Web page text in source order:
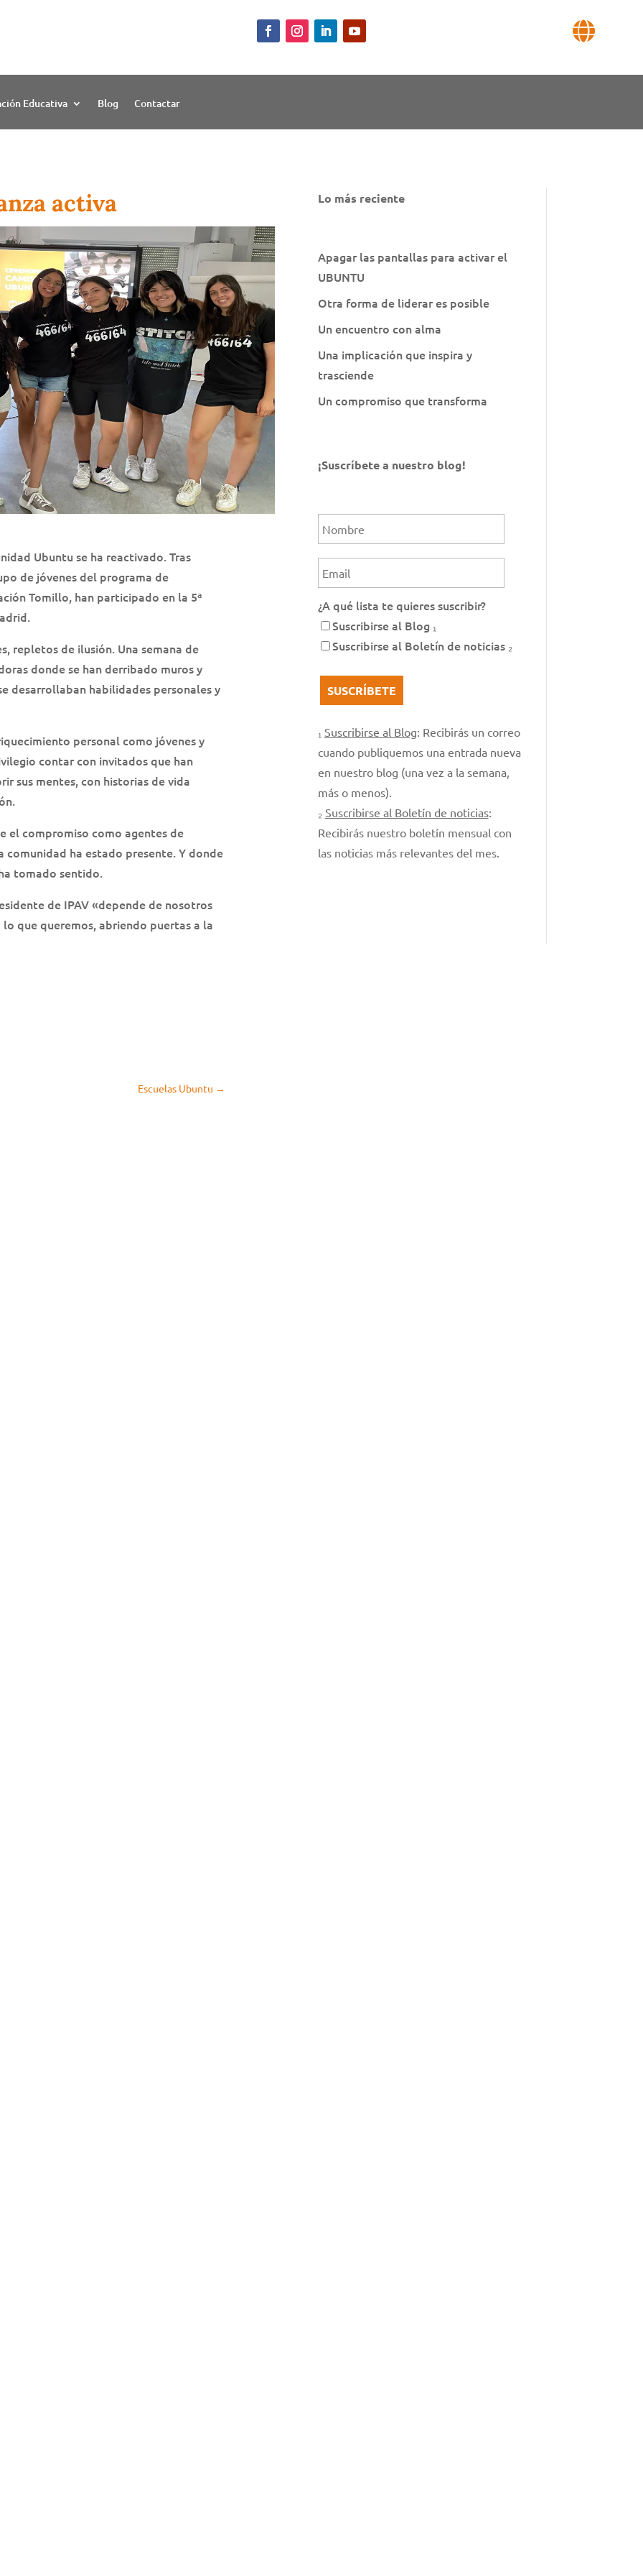

Educativa Blog Contactar
activa
Ubuntu se ha reactivado. Tras
de jóvenes del programa de
Tomillo, han participado en la 5ª
repletos de ilusión. Una semana de
donde se han derribado muros y
desarrollaban habilidades personales y
personal como jóvenes y
contar con invitados que han
sus mentes, con historias de vida
el compromiso como agentes de
comunidad ha estado presente. Y donde
tomado sentido.
de IPAV «depende de nosotros
que queremos, abriendo puertas a la
Escuelas Ubuntu →
Lo más reciente
Apagar las pantallas para activar el
UBUNTU
Otra forma de liderar es posible
Un encuentro con alma
Una implicación que inspira y
trasciende
Un compromiso que transforma
¡Suscríbete a nuestro blog!
¿A qué lista te quieres suscribir?
Suscribirse al Blog ₁
Suscribirse al Boletín de noticias ₂
₁ Suscribirse al Blog: Recibirás un correo
cuando publiquemos una entrada nueva
en nuestro blog (una vez a la semana,
más o menos).
₂ Suscribirse al Boletín de noticias:
Recibirás nuestro boletín mensual con
las noticias más relevantes del mes.